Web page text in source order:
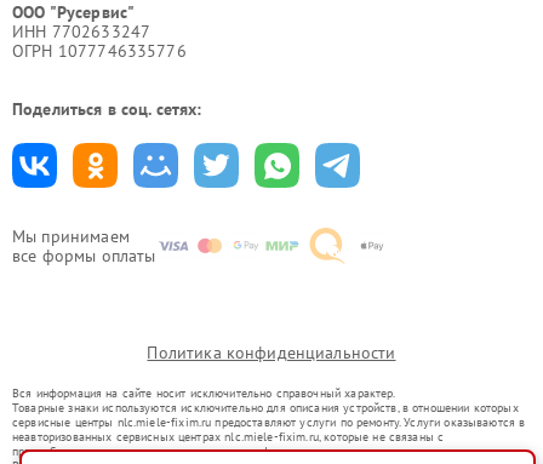
Мы принимаем
все формы оплаты
ООО "Русервис"
ИНН 7702633247
ОГРН 1077746335776
Поделиться в соц. сетях:
Политика конфиденциальности
Вся информация на сайте носит исключительно справочный характер.
Товарные знаки используются исключительно для описания устройств, в отношении которых
сервисные центры nlc.miele-fixim.ru предоставляют услуги по ремонту. Услуги оказываются в
неавторизованных сервисных центрах nlc.miele-fixim.ru, которые не связаны с
правообладателями товарных знаков или их официальными представителями.